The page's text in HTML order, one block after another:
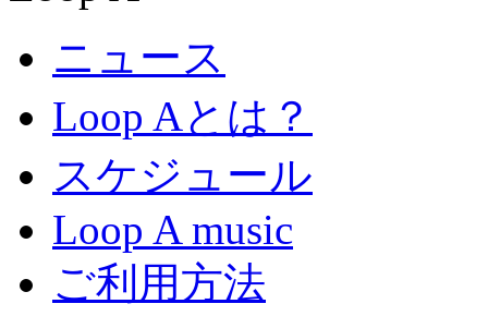
ニュース
Loop Aとは？
スケジュール
Loop A music
ご利用方法